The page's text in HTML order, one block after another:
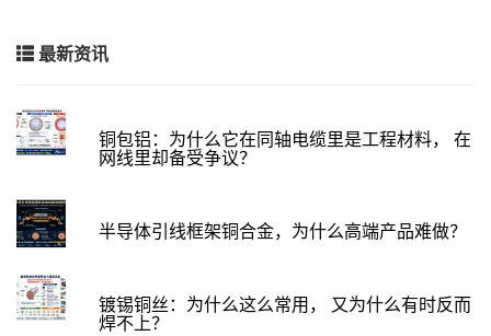
最新资讯
铜包铝：为什么它在同轴电缆里是工程材料， 在
网线里却备受争议？
半导体引线框架铜合金，为什么高端产品难做？
镀锡铜丝：为什么这么常用， 又为什么有时反而
焊不上？